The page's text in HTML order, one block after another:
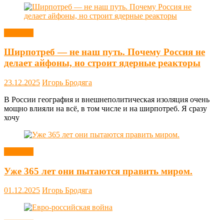
Ширпотреб — не наш путь. Почему Россия не
делает айфоны, но строит ядерные реакторы
23.12.2025 Игорь Бродяга
В России география и внешнеполитическая изоляция очень
мощно влияли на всё, в том числе и на ширпотреб. Я сразу
хочу
Уже 365 лет они пытаются править миром.
01.12.2025 Игорь Бродяга